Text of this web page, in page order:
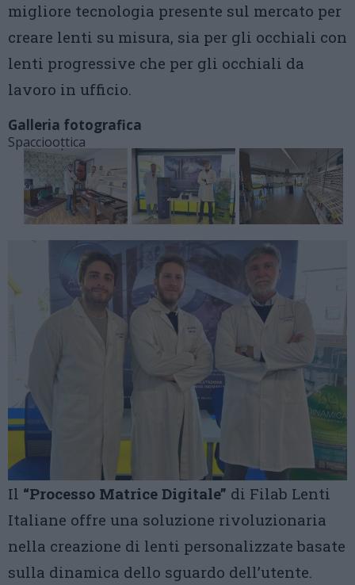
migliore tecnologia presente sul mercato per
creare lenti su misura, sia per gli occhiali con
lenti progressive che per gli occhiali da
lavoro in ufficio.
Galleria fotografica
Spaccioottica
Il “Processo Matrice Digitale” di Filab Lenti
Italiane offre una soluzione rivoluzionaria
nella creazione di lenti personalizzate basate
sulla dinamica dello sguardo dell’utente.